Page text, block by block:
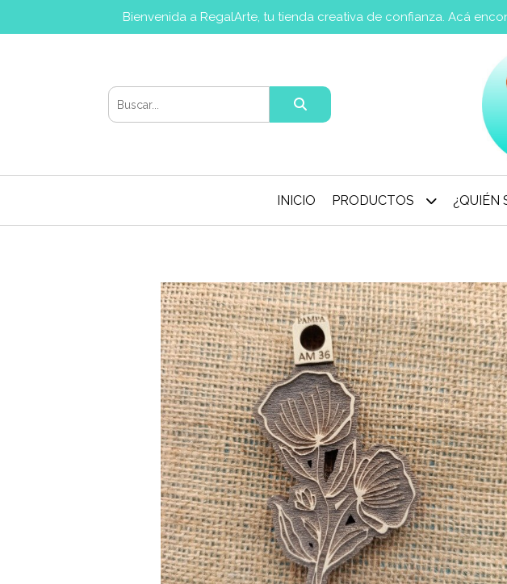
Bienvenida a RegalArte, tu tienda creativa de confianza. Acá
INICIO PRODUCTOS ¿QUIÉN